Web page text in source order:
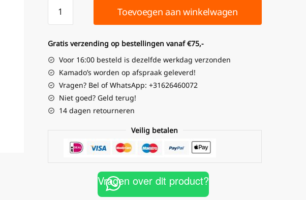
Toevoegen aan winkelwagen
Gratis verzending op bestellingen vanaf €75,-
Voor 16:00 besteld is dezelfde werkdag verzonden
Kamado’s worden op afspraak geleverd!
Vragen? Bel of WhatsApp: +31626460072
Niet goed? Geld terug!
14 dagen retourneren
Veilig betalen
Vragen over dit product?